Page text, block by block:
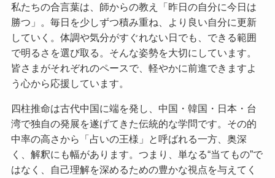
私たちの合言葉は、師からの教え「昨日の自分に今日は
勝つ」。毎日を少しずつ積み重ね、より良い自分に更新
していく。体調や気分がすぐれない日でも、できる範囲
で明るさを選び取る。そんな姿勢を大切にしています。
皆さまがそれぞれのペースで、軽やかに前進できますよ
う心から応援しています。
四柱推命は古代中国に端を発し、中国・韓国・日本・台
湾で独自の発展を遂げてきた伝統的な学問です。その的
中率の高さから「占いの王様」と呼ばれる一方、奥深
く、解釈にも幅があります。つまり、単なる“当てもの”で
はなく、自己理解を深めるための豊かな視点を与えてく